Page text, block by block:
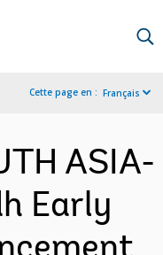
Cette page en : Français
ASIA-
Early